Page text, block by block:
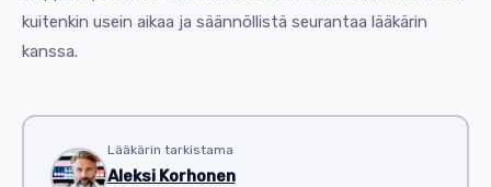
kuitenkin usein aikaa ja säännöllistä seurantaa lääkärin
kanssa.
Lääkärin tarkistama
Aleksi Korhonen